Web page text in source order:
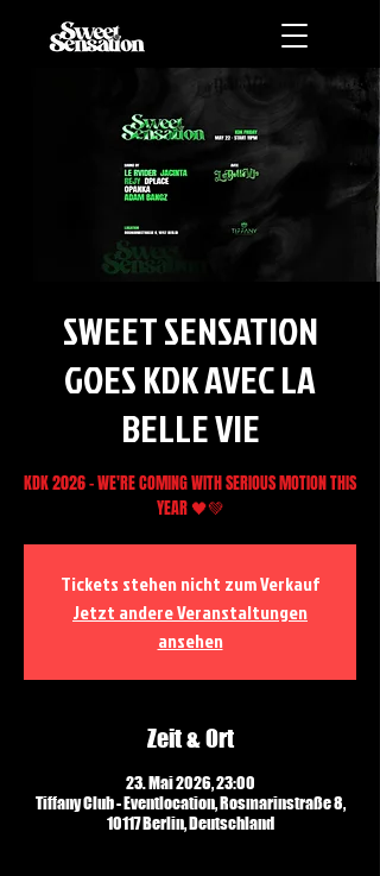
SWEET SENSATION
GOES KDK AVEC LA
BELLE VIE
KDK 2026 - WE'RE COMING WITH SERIOUS MOTION THIS
YEAR 🖤💚
Tickets stehen nicht zum Verkauf
Jetzt andere Veranstaltungen
ansehen
Zeit & Ort
23. Mai 2026, 23:00
Tiffany Club - Eventlocation, Rosmarinstraße 8,
10117 Berlin, Deutschland